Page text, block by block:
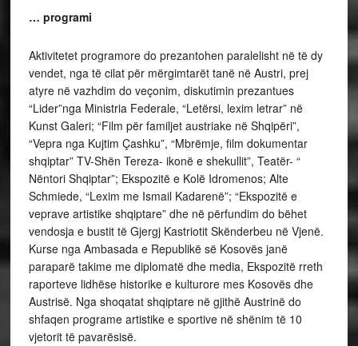
… programi
Aktivitetet programore do prezantohen paralelisht në të dy
vendet, nga të cilat për mërgimtarët tanë në Austri, prej
atyre në vazhdim do veçonim, diskutimin prezantues
“Lider”nga Ministria Federale, “Letërsi, lexim letrar” në
Kunst Galeri; “Film për familjet austriake në Shqipëri”,
“Vepra nga Kujtim Çashku”, “Mbrëmje, film dokumentar
shqiptar” TV-Shën Tereza- ikonë e shekullit”, Teatër- “
Nëntori Shqiptar”; Ekspozitë e Kolë Idromenos; Alte
Schmiede, “Lexim me Ismail Kadarenë”; “Ekspozitë e
veprave artistike shqiptare” dhe në përfundim do bëhet
vendosja e bustit të Gjergj Kastriotit Skënderbeu në Vjenë.
Kurse nga Ambasada e Republikë së Kosovës janë
paraparë takime me diplomatë dhe media, Ekspozitë rreth
raporteve lidhëse historike e kulturore mes Kosovës dhe
Austrisë. Nga shoqatat shqiptare në gjithë Austrinë do
shfaqen programe artistike e sportive në shënim të 10
vjetorit të pavarësisë.